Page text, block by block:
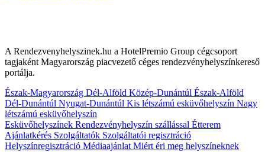
A Rendezvenyhelyszinek.hu a HotelPremio Group cégcsoport
tagjaként Magyarország piacvezető céges rendezvényhelyszínkereső
portálja.
Észak-Magyarország Dél-Alföld Közép-Dunántúl Észak-Alföld
Dél-Dunántúl Nyugat-Dunántúl Kis létszámú esküvőhelyszín Nagy
létszámú esküvőhelyszín
Esküvőhelyszínek Rendezvényhelyszín szállással Étterem
Ajánlatkérés Szolgáltatók Szolgáltatói regisztráció
Helyszínregisztráció Médiaajánlat Miért éri meg helyszíneknek